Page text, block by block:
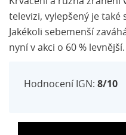
televizi, vylepšený je
Jakékoli sebemenší
nyní v akci o 60 % levnější.
Hodnocení IGN: 8/10